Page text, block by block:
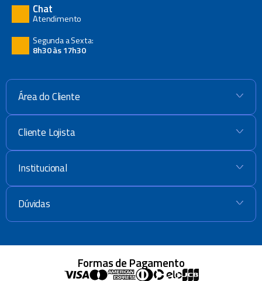
Chat
Atendimento
Segunda a Sexta:
8h30 às 17h30
Área do Cliente +
Cliente Lojista +
Institucional +
Dúvidas +
Formas de Pagamento